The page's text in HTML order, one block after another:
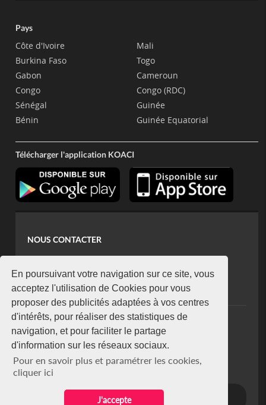
En poursuivant votre navigation sur ce site, vous
acceptez l'utilisation de Cookies pour vous
proposer des publicités adaptées à vos centres
d'intérêts, pour réaliser des statistiques de
navigation, et pour faciliter le partage
d'information sur les réseaux sociaux.
Pour en savoir plus et paramétrer les cookies,
cliquer ici
J'accepte
Pays
Côte d'Ivoire
Burkina Faso
Gabon
Congo
Sénégal
Bénin
Mali
Togo
Cameroun
Congo (RDC)
Guinée
Guinée Equatorial
Télécharger l'application KOACI
NOUS CONTACTER
koaci@yahoo.fr
+225 07 08 85 52 93
NEWSLETTER
Restez connecté via notre newsletter
S'abonner
Se désabonner